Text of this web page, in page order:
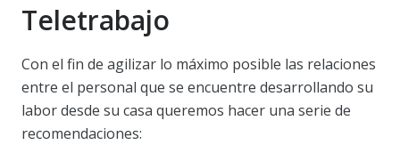
Teletrabajo
Con el fin de agilizar lo máximo posible las relaciones
entre el personal que se encuentre desarrollando su
labor desde su casa queremos hacer una serie de
recomendaciones: